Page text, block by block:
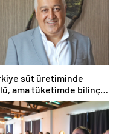
süt üretiminde
ama tüketimde bilinç